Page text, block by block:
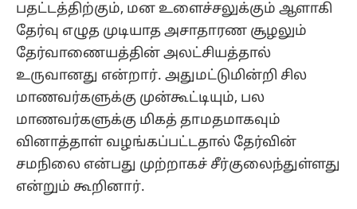
பதட்டத்திற்கும், மன உளைச்சலுக்கும் ஆளாகி
தேர்வு எழுத முடியாத அசாதாரண சூழலும்
தேர்வாணையத்தின் அலட்சியத்தால்
உருவானது என்றார். அதுமட்டுமின்றி சில
மாணவர்களுக்கு முன்கூட்டியும், பல
மாணவர்களுக்கு மிகத் தாமதமாகவும்
வினாத்தாள் வழங்கப்பட்டதால் தேர்வின்
சமநிலை என்பது முற்றாகச் சீர்குலைந்துள்ளது
என்றும் கூறினார்.